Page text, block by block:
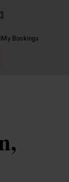
My Bookings